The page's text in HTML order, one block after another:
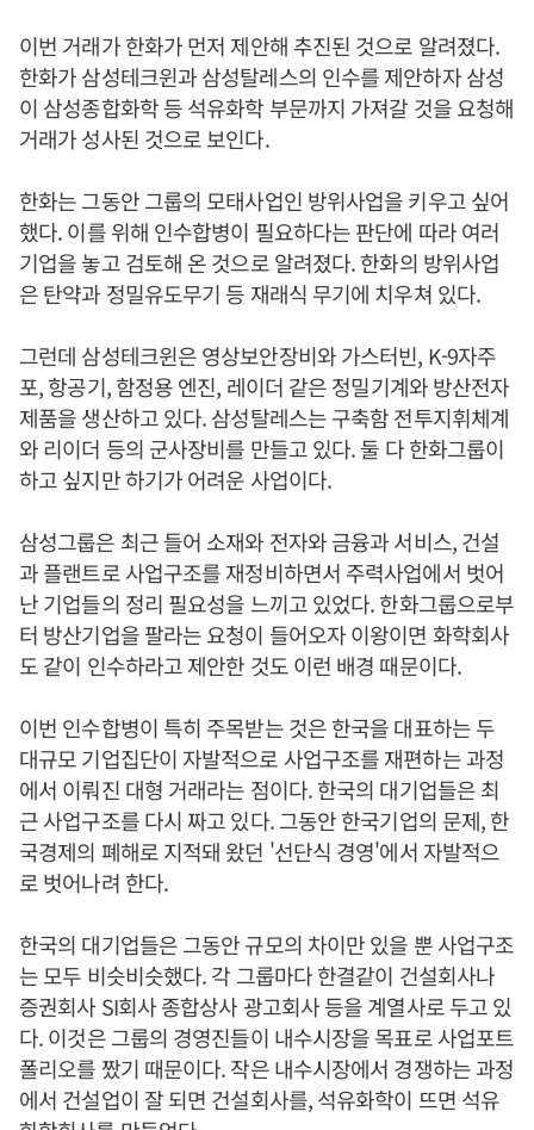
이번 거래가 한화가 먼저 제안해 추진된 것으로 알려졌다.
한화가 삼성테크윈과 삼성탈레스의 인수를 제안하자 삼성
이 삼성종합화학 등 석유화학 부문까지 가져갈 것을 요청해
거래가 성사된 것으로 보인다.
한화는 그동안 그룹의 모태사업인 방위사업을 키우고 싶어
했다. 이를 위해 인수합병이 필요하다는 판단에 따라 여러
기업을 놓고 검토해 온 것으로 알려졌다. 한화의 방위사업
은 탄약과 정밀유도무기 등 재래식 무기에 치우쳐 있다.
그런데 삼성테크윈은 영상보안장비와 가스터빈, K-9자주
포, 항공기, 함정용 엔진, 레이더 같은 정밀기계와 방산전자
제품을 생산하고 있다. 삼성탈레스는 구축함 전투지휘체계
와 리이더 등의 군사장비를 만들고 있다. 둘 다 한화그룹이
하고 싶지만 하기가 어려운 사업이다.
삼성그룹은 최근 들어 소재와 전자와 금융과 서비스, 건설
과 플랜트로 사업구조를 재정비하면서 주력사업에서 벗어
난 기업들의 정리 필요성을 느끼고 있었다. 한화그룹으로부
터 방산기업을 팔라는 요청이 들어오자 이왕이면 화학회사
도 같이 인수하라고 제안한 것도 이런 배경 때문이다.
이번 인수합병이 특히 주목받는 것은 한국을 대표하는 두
대규모 기업집단이 자발적으로 사업구조를 재편하는 과정
에서 이뤄진 대형 거래라는 점이다. 한국의 대기업들은 최
근 사업구조를 다시 짜고 있다. 그동안 한국기업의 문제, 한
국경제의 폐해로 지적돼 왔던 '선단식 경영'에서 자발적으
로 벗어나려 한다.
한국의 대기업들은 그동안 규모의 차이만 있을 뿐 사업구조
는 모두 비슷비슷했다. 각 그룹마다 한결같이 건설회사나
증권회사 SI회사 종합상사 광고회사 등을 계열사로 두고 있
다. 이것은 그룹의 경영진들이 내수시장을 목표로 사업포트
폴리오를 짰기 때문이다. 작은 내수시장에서 경쟁하는 과정
에서 건설업이 잘 되면 건설회사를, 석유화학이 뜨면 석유